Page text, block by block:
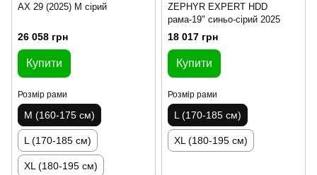
AX 29 (2025) M сірий
26 058 грн
Купити
Розмір рами
M (160-175 см)
L (170-185 см)
XL (180-195 см)
ZEPHYR EXPERT HDD
рама-19" синьо-сірий 2025
18 017 грн
Купити
Розмір рами
L (170-185 см)
XL (180-195 см)